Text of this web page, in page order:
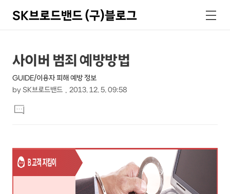
SK브로드밴드 (구)블로그
색
메
뉴
상
세
컨
텐
본
제
목
사이버 범죄 예방방법
GUIDE/이용자 피해 예방 정보
by SK브로드밴드 2013. 12. 5. 09:58
문
댓
글